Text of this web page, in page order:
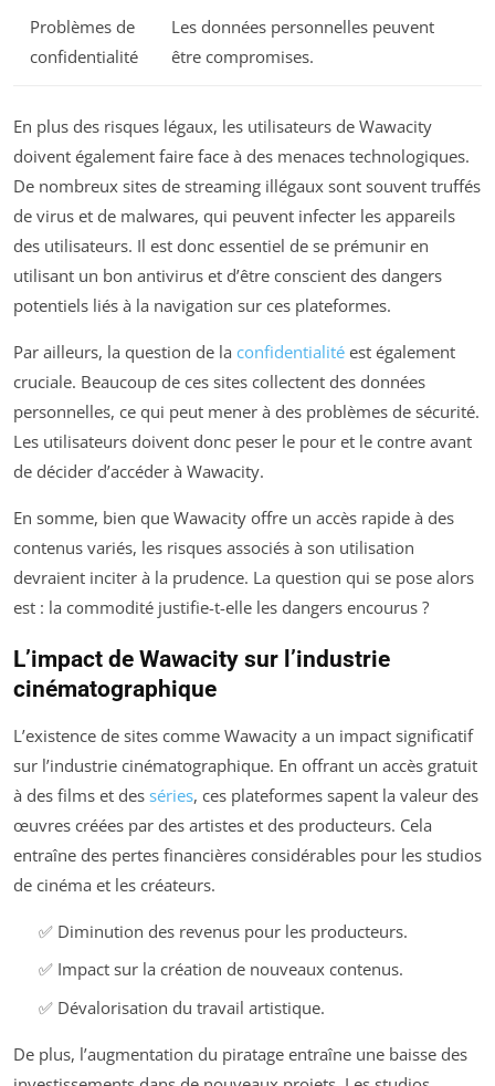
Problèmes de
confidentialité
Les données personnelles peuvent
être compromises.
En plus des risques légaux, les utilisateurs de Wawacity
doivent également faire face à des menaces technologiques.
De nombreux sites de streaming illégaux sont souvent truffés
de virus et de malwares, qui peuvent infecter les appareils
des utilisateurs. Il est donc essentiel de se prémunir en
utilisant un bon antivirus et d’être conscient des dangers
potentiels liés à la navigation sur ces plateformes.
Par ailleurs, la question de la confidentialité est également
cruciale. Beaucoup de ces sites collectent des données
personnelles, ce qui peut mener à des problèmes de sécurité.
Les utilisateurs doivent donc peser le pour et le contre avant
de décider d’accéder à Wawacity.
En somme, bien que Wawacity offre un accès rapide à des
contenus variés, les risques associés à son utilisation
devraient inciter à la prudence. La question qui se pose alors
est : la commodité justifie-t-elle les dangers encourus ?
L’impact de Wawacity sur l’industrie
cinématographique
L’existence de sites comme Wawacity a un impact significatif
sur l’industrie cinématographique. En offrant un accès gratuit
à des films et des séries, ces plateformes sapent la valeur des
œuvres créées par des artistes et des producteurs. Cela
entraîne des pertes financières considérables pour les studios
de cinéma et les créateurs.
✅ Diminution des revenus pour les producteurs.
✅ Impact sur la création de nouveaux contenus.
✅ Dévalorisation du travail artistique.
De plus, l’augmentation du piratage entraîne une baisse des